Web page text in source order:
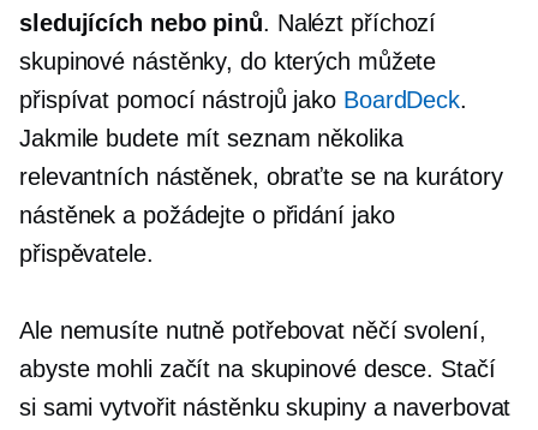
sledujících nebo pinů. Nalézt příchozí
skupinové nástěnky, do kterých můžete
přispívat pomocí nástrojů jako BoardDeck.
Jakmile budete mít seznam několika
relevantních nástěnek, obraťte se na kurátory
nástěnek a požádejte o přidání jako
přispěvatele.
Ale nemusíte nutně potřebovat něčí svolení,
abyste mohli začít na skupinové desce. Stačí
si sami vytvořit nástěnku skupiny a naverbovat